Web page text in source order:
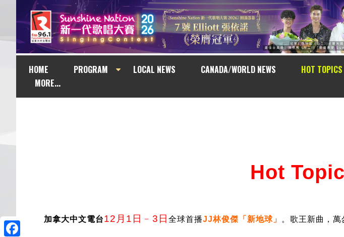
HOME PROGRAM LOCAL NEWS CANADA/WORLD NEWS HOT TOPICS
MORE...
Hot
加拿大中文電台12月1日﹣3日 全球首播JJ林俊傑「新地球」 。歌王新曲，萬